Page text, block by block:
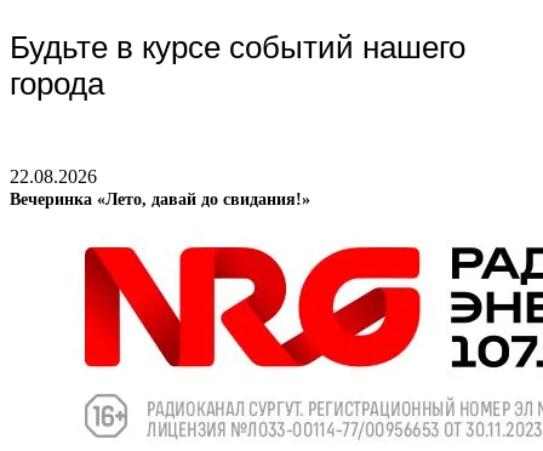
Будьте в курсе событий нашего
города
22.08.2026
Вечеринка «Лето, давай до свидания!»